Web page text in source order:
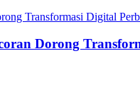
Transformasi Digital
Dorong